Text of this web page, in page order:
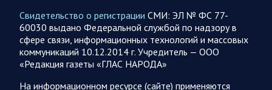
Бусаргин перед министерством сельского хозяйства
Саратовской области. Губернатор Саратовской области
Роман Бусаргин в Аткарске…
Свидетельство о регистрации СМИ: ЭЛ № ФС 77-
60030 выдано Федеральной службой по надзору в
сфере связи, информационных технологий и массовых
коммуникаций 10.12.2014 г. Учредитель — ООО
«Редакция газеты «ГЛАС НАРОДА»
На информационном ресурсе (сайте) применяются